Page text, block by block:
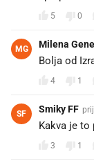
5 0
MG Milena
Bolja od
4 1
SF Smiky FF
Kakva je
3 1